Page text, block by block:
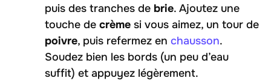
puis des tranches de brie. Ajoutez une
touche de crème si vous aimez, un tour de
poivre, puis refermez en chausson.
Soudez bien les bords (un peu d’eau
suffit) et appuyez légèrement.